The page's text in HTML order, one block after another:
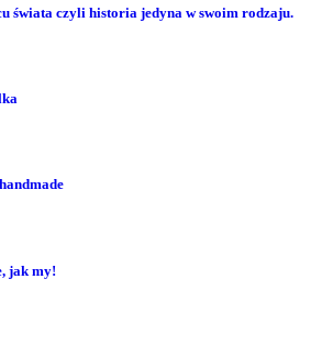
świata czyli historia jedyna w swoim rodzaju.
jak my!